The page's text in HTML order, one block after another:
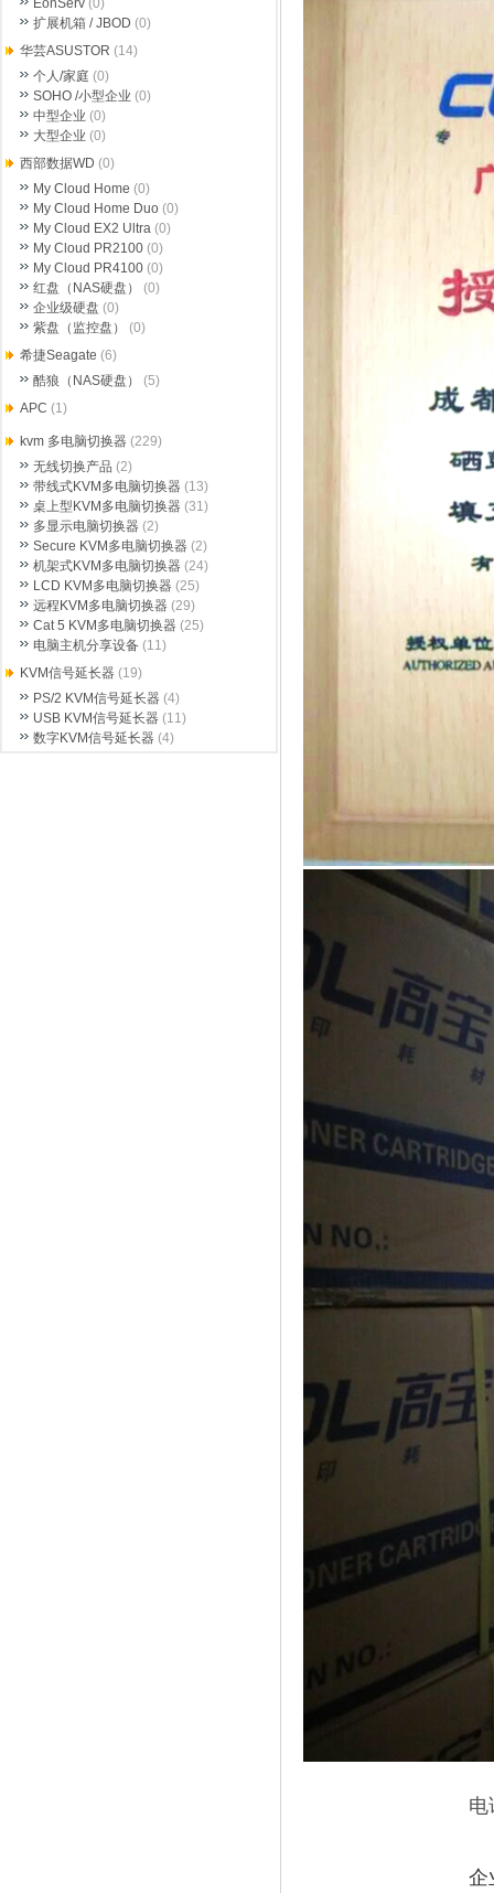
电
企业
EonServ (0)
扩展机箱 / JBOD (0)
华芸ASUSTOR (14)
个人/家庭 (0)
SOHO /小型企业 (0)
中型企业 (0)
大型企业 (0)
西部数据WD (0)
My Cloud Home (0)
My Cloud Home Duo (0)
My Cloud EX2 Ultra (0)
My Cloud PR2100 (0)
My Cloud PR4100 (0)
红盘（NAS硬盘）
(0)
企业级硬盘 (0)
紫盘（监控盘）
(0)
希捷Seagate (6)
酷狼（NAS硬盘）
(5)
APC (1)
kvm 多电脑切换器 (229)
无线切换产品 (2)
带线式KVM多电脑切换器 (13)
桌上型KVM多电脑切换器 (31)
多显示电脑切换器 (2)
Secure KVM多电脑切换器 (2)
机架式KVM多电脑切换器 (24)
LCD KVM多电脑切换器 (25)
远程KVM多电脑切换器 (29)
Cat 5 KVM多电脑切换器 (25)
电脑主机分享设备 (11)
KVM信号延长器 (19)
PS/2 KVM信号延长器 (4)
USB KVM信号延长器 (11)
数字KVM信号延长器 (4)